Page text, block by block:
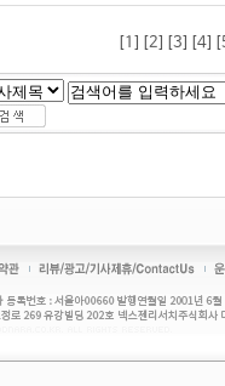
[1] [2] [3] [4]